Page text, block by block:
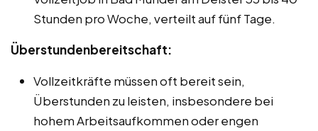
Stunden pro Woche, verteilt auf fünf Tage.
Überstundenbereitschaft:
Vollzeitkräfte müssen oft bereit sein,
Überstunden zu leisten, insbesondere bei
hohem Arbeitsaufkommen oder engen